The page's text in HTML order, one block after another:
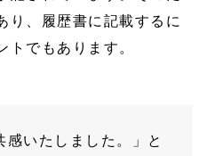
り、履歴書に記載するに
でもあります。
感いたしました。」と